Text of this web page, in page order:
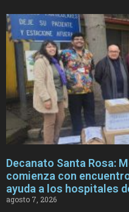
Decanato Santa Rosa:
comienza con
ayuda a los hospitales
agosto 7, 2026